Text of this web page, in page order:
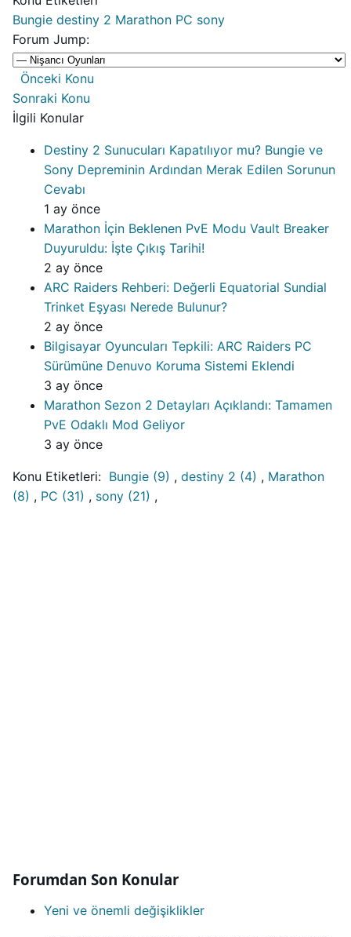
Bungie destiny 2 Marathon PC sony
Forum Jump:
Önceki Konu
Sonraki Konu
İlgili Konular
Destiny 2 Sunucuları Kapatılıyor mu? Bungie ve
Sony Depreminin Ardından Merak Edilen Sorunun
Cevabı
1 ay önce
Marathon İçin Beklenen PvE Modu Vault Breaker
Duyuruldu: İşte Çıkış Tarihi!
2 ay önce
ARC Raiders Rehberi: Değerli Equatorial Sundial
Trinket Eşyası Nerede Bulunur?
2 ay önce
Bilgisayar Oyuncuları Tepkili: ARC Raiders PC
Sürümüne Denuvo Koruma Sistemi Eklendi
3 ay önce
Marathon Sezon 2 Detayları Açıklandı: Tamamen
PvE Odaklı Mod Geliyor
3 ay önce
Konu Etiketleri: Bungie (9) , destiny 2 (4) , Marathon
(8) , PC (31) , sony (21) ,
Forumdan Son Konular
Yeni ve önemli değişiklikler